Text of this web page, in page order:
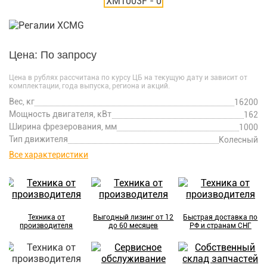
Цена: По запросу
Цена в рублях рассчитана по курсу ЦБ на текущую дату и зависит от
комплектации, года выпуска, региона и акций.
Вес, кг
16200
Мощность двигателя, кВт
162
Ширина фрезерования, мм
1000
Тип движителя
Колесный
Все характеристики
Техника от
производителя
Выгодный лизинг от 12
до 60 месяцев
Быстрая доставка по
РФ и странам СНГ